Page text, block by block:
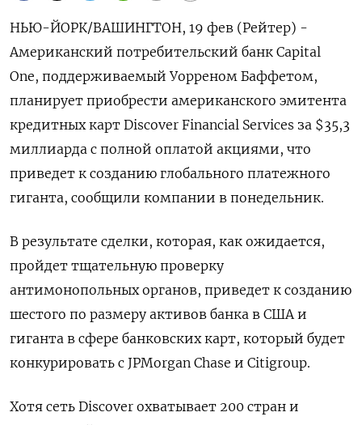
НЬЮ-ЙОРК/ВАШИНГТОН, 19 фев (Рейтер) -
Американский потребительский банк Capital
One, поддерживаемый Уорреном Баффетом,
планирует приобрести американского эмитента
кредитных карт Discover Financial Services за $35,3
миллиарда с полной оплатой акциями, что
приведет к созданию глобального платежного
гиганта, сообщили компании в понедельник.
В результате сделки, которая, как ожидается,
пройдет тщательную проверку
антимонопольных органов, приведет к созданию
шестого по размеру активов банка в США и
гиганта в сфере банковских карт, который будет
конкурировать с JPMorgan Chase и Citigroup.
Хотя сеть Discover охватывает 200 стран и